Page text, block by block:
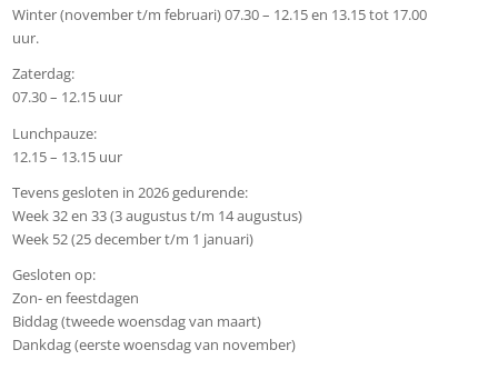
Winter (november t/m februari) 07.30 – 12.15 en 13.15 tot 17.00
uur.
Zaterdag:
07.30 – 12.15 uur
Lunchpauze:
12.15 – 13.15 uur
Tevens gesloten in 2026 gedurende:
Week 32 en 33 (3 augustus t/m 14 augustus)
Week 52 (25 december t/m 1 januari)
Gesloten op:
Zon- en feestdagen
Biddag (tweede woensdag van maart)
Dankdag (eerste woensdag van november)